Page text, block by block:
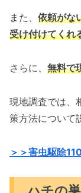
また、 依頼がな
受け付けてくれ
さらに、 無料で
現地調査では、
策方法について
＞＞害虫駆除